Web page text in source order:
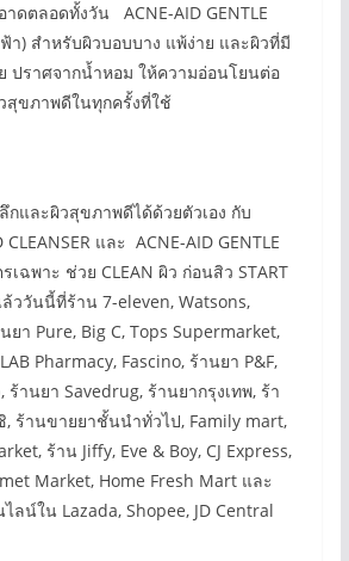
ดตลอดทั้งวัน ACNE-AID GENTLE
ฟ้า) สำหรับผิวบอบบาง แพ้ง่าย และผิวที่มี
ปราศจากน้ำหอม ให้ความอ่อนโยนต่อ
สุขภาพดีในทุกครั้งที่ใช้
และผิวสุขภาพดีได้ด้วยตัวเอง กับ
CLEANSER และ ACNE-AID GENTLE
รเฉพาะ ช่วย CLEAN ผิว ก่อนสิว START
ววันนี้ที่ร้าน 7-eleven, Watsons,
นยา Pure, Big C, Tops Supermarket,
Pharmacy, Fascino, ร้านยา P&F,
ร้านยา Savedrug, ร้านยากรุงเทพ, ร้า
ร้านขายยาชั้นนำทั่วไป, Family mart,
ร้าน Jiffy, Eve & Boy, CJ Express,
Market, Home Fresh Mart และ
ลน์ใน Lazada, Shopee, JD Central